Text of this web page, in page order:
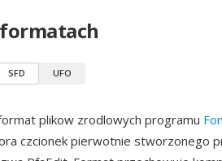
SFD UFO
plikow zrodlowych programu
czcionek pierwotnie stworzonego